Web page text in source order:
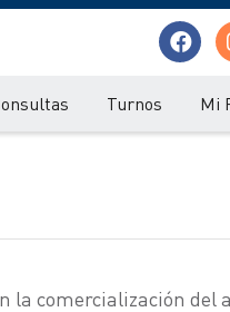
Turnos Mi
la comercialización del